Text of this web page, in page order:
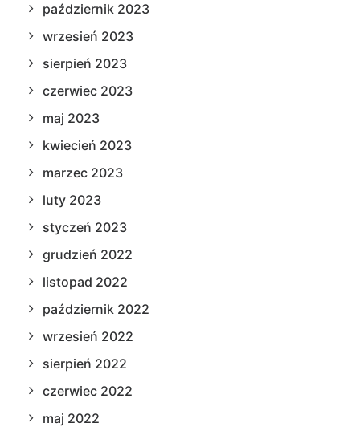
październik 2023
wrzesień 2023
sierpień 2023
czerwiec 2023
maj 2023
kwiecień 2023
marzec 2023
luty 2023
styczeń 2023
grudzień 2022
listopad 2022
październik 2022
wrzesień 2022
sierpień 2022
czerwiec 2022
maj 2022